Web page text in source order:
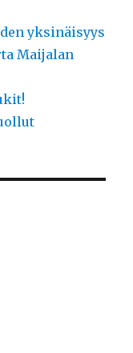
yksinäisyys
Maijalan